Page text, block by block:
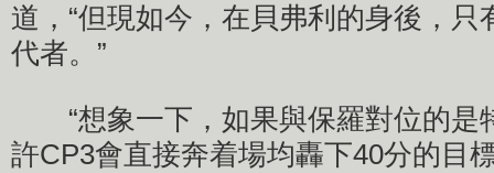
道，“但現如今，在貝弗利的身後，
代者。”
“想象一下，如果與保羅對位的是
許CP3會直接奔着場均轟下40分的目